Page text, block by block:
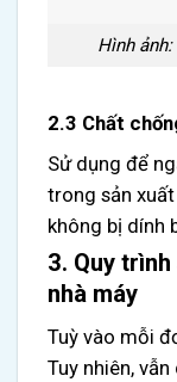
Hình
2.3 Chất
Sử dụng để
trong sản
không bị dính
3. Quy
nhà máy
Tuỳ vào mỗi
Tuy nhiên,